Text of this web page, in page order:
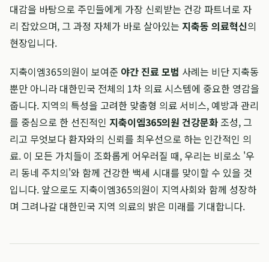
대감을 바탕으로 주민들에게 가장 신뢰받는 건강 파트너로 자
리 잡았으며, 그 과정 자체가 바로 살아있는 지축동 의료혁신의
현장입니다.
지축이엠365의원이 보여준 야간 진료 모범 사례는 비단 지축동
뿐만 아니라 대한민국 전체의 1차 의료 시스템에 중요한 영감을
줍니다. 지역의 특성을 고려한 맞춤형 의료 서비스, 예방과 관리
를 중심으로 한 선진적인 지축이엠365의원 건강문화 조성, 그
리고 무엇보다 환자와의 신뢰를 최우선으로 하는 인간적인 의
료. 이 모든 가치들이 조화롭게 어우러질 때, 우리는 비로소 '우
리 동네 주치의'와 함께 건강한 백세 시대를 맞이할 수 있을 것
입니다. 앞으로도 지축이엠365의원이 지역사회와 함께 성장하
며 그려나갈 대한민국 지역 의료의 밝은 미래를 기대합니다.